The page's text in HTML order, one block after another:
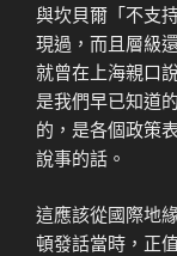
與坎貝爾「不支
現過，而且層級
就曾在上海親口
是我們早已知道
的，是各個政策
說事的話。
這應該從國際地
頓發話當時，正